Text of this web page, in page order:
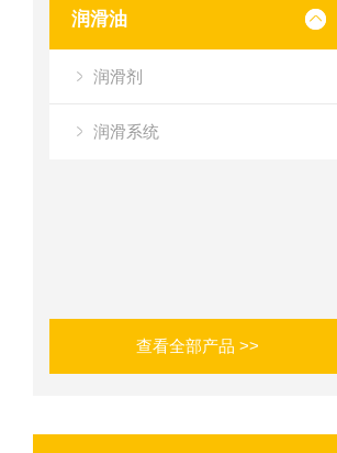
润滑油
润滑剂
润滑系统
查看全部产品 >>